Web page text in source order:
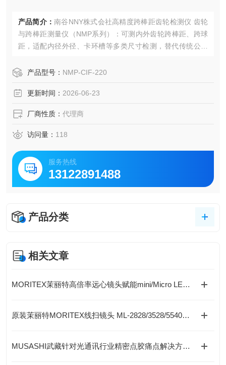
产品简介： 南谷NNY株式会社高精度跨棒距齿轮检测仪 齿轮
与跨棒距测量仪（NMP系列）：可测内外齿轮跨棒距、跨球
距，适配内径外径、卡环槽等多类尺寸检测，替代传统公法
无需复杂操作即可快速判定工件合格性。
抑制温湿度干扰，实现微米级高精度比较测量。
产品型号： NMP-CIF-220
更新时间： 2026-06-23
厂商性质： 代理商
访问量： 118
服务热线
13122891488
产品分类
相关文章
MORITEX茉丽特高倍率远心镜头赋能mini/Micro LED设备
原装茉丽特MORITEX线扫镜头 ML-2828/3528/5540全型号 高解析成像均匀
MUSASHI武藏针对光通讯行业精密点胶痛点解决方案---ML-6000X精密点胶控制器